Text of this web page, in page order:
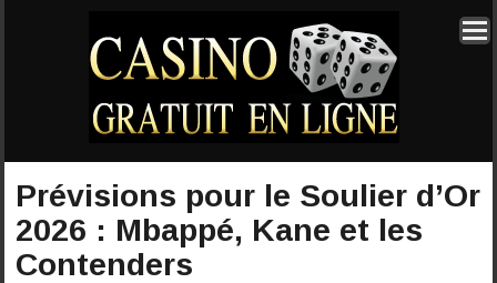
Prévisions pour le Soulier d’Or
2026 : Mbappé, Kane et les
Contenders